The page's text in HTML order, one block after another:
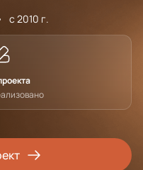
с 2010 г.